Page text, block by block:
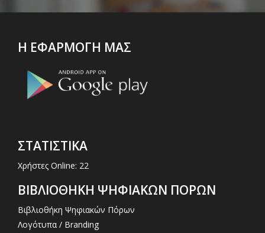
Η ΕΦΑΡΜΟΓΗ ΜΑΣ
ΣΤΑΤΙΣΤΙΚΑ
Χρήστες Online: 22
ΒΙΒΛΙΟΘΗΚΗ ΨΗΦΙΑΚΩΝ ΠΟΡΩΝ
Βιβλιοθήκη Ψηφιακών Πόρων
Λογότυπα / Branding